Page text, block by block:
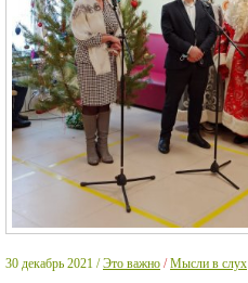
30 декабрь 2021 / Это важно /Мысли в слух